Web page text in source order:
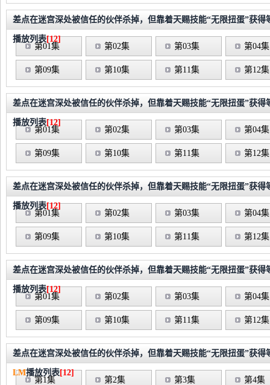
差点在迷宫深处被信任的伙伴杀掉，但靠着天赐技能“无限扭蛋”获
播放列表[12]
第01集
第02集 第03集 第04集
第09集 第10集 第11集 第12集
差点在迷宫深处被信任的伙伴杀掉，但靠着天赐技能“无限扭蛋”获
播放列表[12]
第01集
第02集 第03集 第04集
第09集 第10集 第11集 第12集
差点在迷宫深处被信任的伙伴杀掉，但靠着天赐技能“无限扭蛋”获
播放列表[12]
第01集
第02集 第03集 第04集
第09集 第10集 第11集 第12集
差点在迷宫深处被信任的伙伴杀掉，但靠着天赐技能“无限扭蛋”获
播放列表[12]
第01集
第02集 第03集 第04集
第09集 第10集 第11集 第12集
差点在迷宫深处被信任的伙伴杀掉，但靠着天赐技能“无限扭蛋”获
LM播放列表[12]
第1集
第2集 第3集 第4集